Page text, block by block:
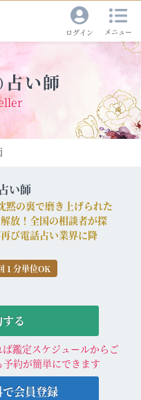
メニュー
ログイン
占い師
占い師
黙の裏で磨き上げられた
放！全国の相談者が探
び電話占い業界に降
１分単位OK
る
鑑定スケジュールからご
約が簡単にできます
会員登録